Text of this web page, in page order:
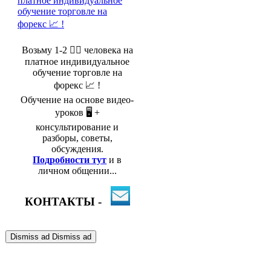
Возьму 1-2 🤵‍♂️ человека на
платное индивидуальное
обучение торговле на
форекс 📈 !
Обучение на основе видео-
уроков 🖥️ +
консультирование и
разборы, советы,
обсуждения.
Подробности тут и в
личном общении...
КОНТАКТЫ -
Dismiss ad Dismiss ad